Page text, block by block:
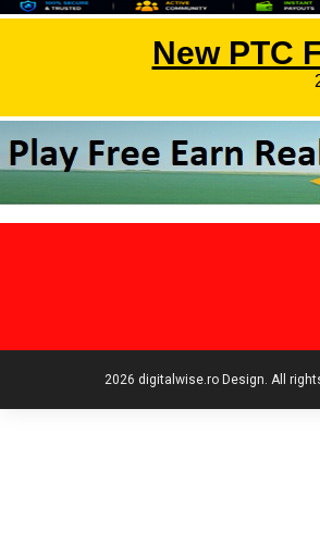
2026 digitalwise.ro Design. All